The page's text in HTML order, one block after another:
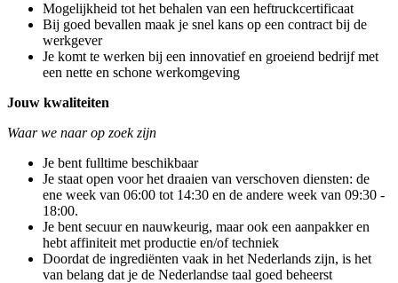
Mogelijkheid tot het behalen van een heftruckcertificaat
Bij goed bevallen maak je snel kans op een contract bij de
werkgever
Je komt te werken bij een innovatief en groeiend bedrijf met
een nette en schone werkomgeving
Jouw kwaliteiten
Waar we naar op zoek zijn
Je bent fulltime beschikbaar
Je staat open voor het draaien van verschoven diensten: de
ene week van 06:00 tot 14:30 en de andere week van 09:30 -
18:00.
Je bent secuur en nauwkeurig, maar ook een aanpakker en
hebt affiniteit met productie en/of techniek
Doordat de ingrediënten vaak in het Nederlands zijn, is het
van belang dat je de Nederlandse taal goed beheerst